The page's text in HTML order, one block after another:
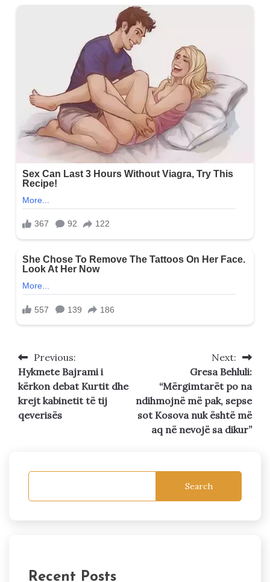
Post
navigation
Previous:
Hykmete Bajrami i
kërkon debat Kurtit dhe
krejt kabinetit të tij
qeverisës
Next:
Gresa Behluli:
“Mërgimtarët po na
ndihmojnë më pak, sepse
sot Kosova nuk është më
aq në nevojë sa dikur”
Search
Recent Posts